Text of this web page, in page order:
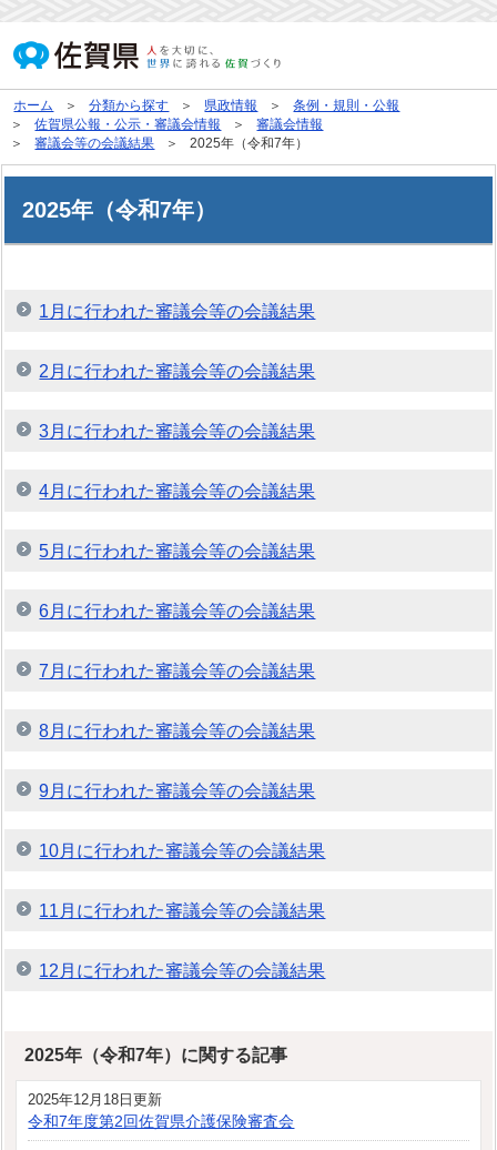
ホーム 分類から探す 県政情報
条例・規則・公報
佐賀県公報・公示・審議会情報
審議会情報
審議会等の会議結果
2025年（令和7年）
2025年（令和7年）
1月に行われた審議会等の会議結果
2月に行われた審議会等の会議結果
3月に行われた審議会等の会議結果
4月に行われた審議会等の会議結果
5月に行われた審議会等の会議結果
6月に行われた審議会等の会議結果
7月に行われた審議会等の会議結果
8月に行われた審議会等の会議結果
9月に行われた審議会等の会議結果
10月に行われた審議会等の会議結果
11月に行われた審議会等の会議結果
12月に行われた審議会等の会議結果
2025年（令和7年）に関する記事
2025年12月18日更新
令和7年度第2回佐賀県介護保険審査会